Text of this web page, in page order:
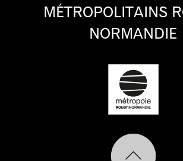
MÉTROPOLITAINS
NORMANDIE